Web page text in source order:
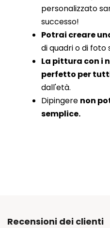
personalizzato
successo!
Potrai creare
di quadri o di
La pittura con i
perfetto per
dall'età.
Dipingere non
semplice.
Recensioni dei clienti